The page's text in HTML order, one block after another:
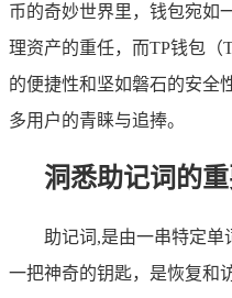
币的奇妙世界里，钱包宛如
理资产的重任，而TP钱包（
的便捷性和坚如磐石的安全
多用户的青睐与追捧。
洞悉助记词的
助记词,是由一串特定单
一把神奇的钥匙，是恢复和